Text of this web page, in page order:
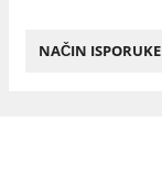
NAČIN ISPORUKE